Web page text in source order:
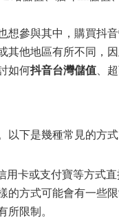
想參與其中，購買抖
其他地區有所不同，
如何抖音台灣儲值、
以下是幾種常見的方式
用卡或支付寶等方式直
的方式可能會有一些限
所限制。